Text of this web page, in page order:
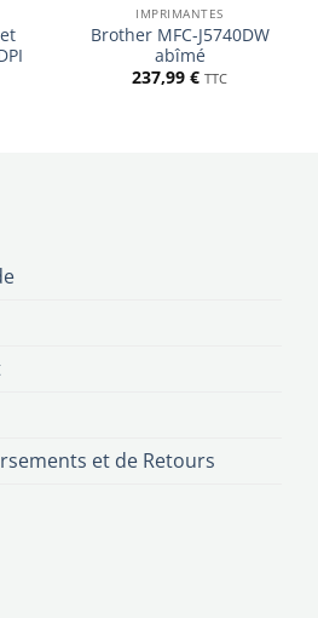
IMPRIMANTES
Brother MFC-J5740DW
abîmé
237,99 € TTC
et de Retours